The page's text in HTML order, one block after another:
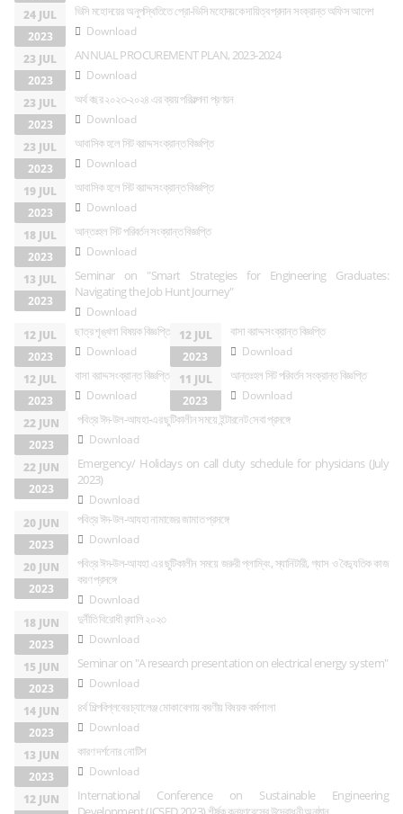
24 JUL
2023
ভিসি মহোদয়ের অনুপস্থিতিতে প্রো-ভিসি মহোদয়কে দায়িত্ব প্রদান সংক্রান্ত অফিস আদেশ
Download
23 JUL
2023
ANNUAL PROCUREMENT PLAN, 2023-2024
Download
23 JUL
2023
অর্থ বছর ২০২৩-২০২৪ এর ক্রয় পরিকল্পনা প্রণয়ন
Download
23 JUL
2023
আবাসিক হলে সিট বরাদ্দ সংক্রান্ত বিজ্ঞপ্তি
Download
19 JUL
2023
আবাসিক হলে সিট বরাদ্দ সংক্রান্ত বিজ্ঞপ্তি
Download
18 JUL
2023
আন্তঃহল সিট পরিবর্তন সংক্রান্ত বিজ্ঞপ্তি
Download
13 JUL
2023
Seminar on "Smart Strategies for Engineering Graduates:
Navigating the Job Hunt Journey"
Download
12 JUL
2023
ছাত্র শৃঙ্খলা বিষয়ক বিজ্ঞপ্তি
Download
12 JUL
2023
বাসা বরাদ্দ সংক্রান্ত বিজ্ঞপ্তি
Download
12 JUL
2023
বাসা বরাদ্দ সংক্রান্ত বিজ্ঞপ্তি
Download
11 JUL
2023
আন্তঃহল সিট পরিবর্তন সংক্রান্ত বিজ্ঞপ্তি
Download
22 JUN
2023
পবিত্র ঈদ-উল-আযহা-এর ছুটিকালীন সময়ে ইন্টারনেট সেবা প্রসঙ্গে
Download
22 JUN
2023
Emergency/ Holidays on call duty schedule for physicians (July
2023)
Download
20 JUN
2023
পবিত্র ঈদ-উল-আযহা নামাজের জামাত প্রসঙ্গে
Download
20 JUN
2023
পবিত্র ঈদ-উল-আযহা এর ছুটিকালীন সময়ে জরুরী প্লাম্বিং, স্যানিটারী, গ্যাস ও বৈদ্যুতিক কাজ
করণ প্রসঙ্গে
Download
18 JUN
2023
দুর্নীতি বিরোধী র‌্যালি ২০২৩
Download
15 JUN
2023
Seminar on "A research presentation on electrical energy system"
Download
14 JUN
2023
৪র্থ শিল্পবিপ্লবের চ্যালেঞ্জ মোকাবেলায় করণীয় বিষয়ক কর্মশালা
Download
13 JUN
2023
কারণ দর্শনোর নোটিশ
Download
12 JUN
International Conference on Sustainable Engineering